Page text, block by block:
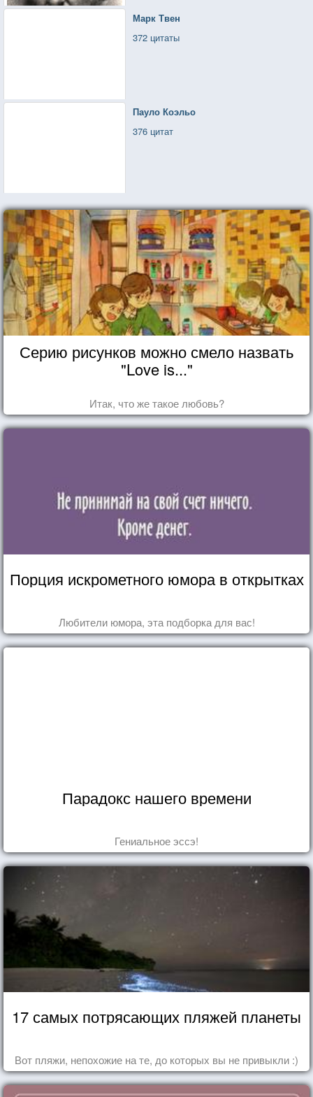
Марк Твен
372 цитаты
Пауло Коэльо
376 цитат
Серию рисунков можно смело назвать
"Love is..."
Итак, что же такое любовь?
Порция искрометного юмора в открытках
Любители юмора, эта подборка для вас!
Парадокс нашего времени
Гениальное эссэ!
17 самых потрясающих пляжей планеты
Вот пляжи, непохожие на те, до которых вы не привыкли :)